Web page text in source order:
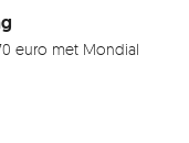
euro met Mondial